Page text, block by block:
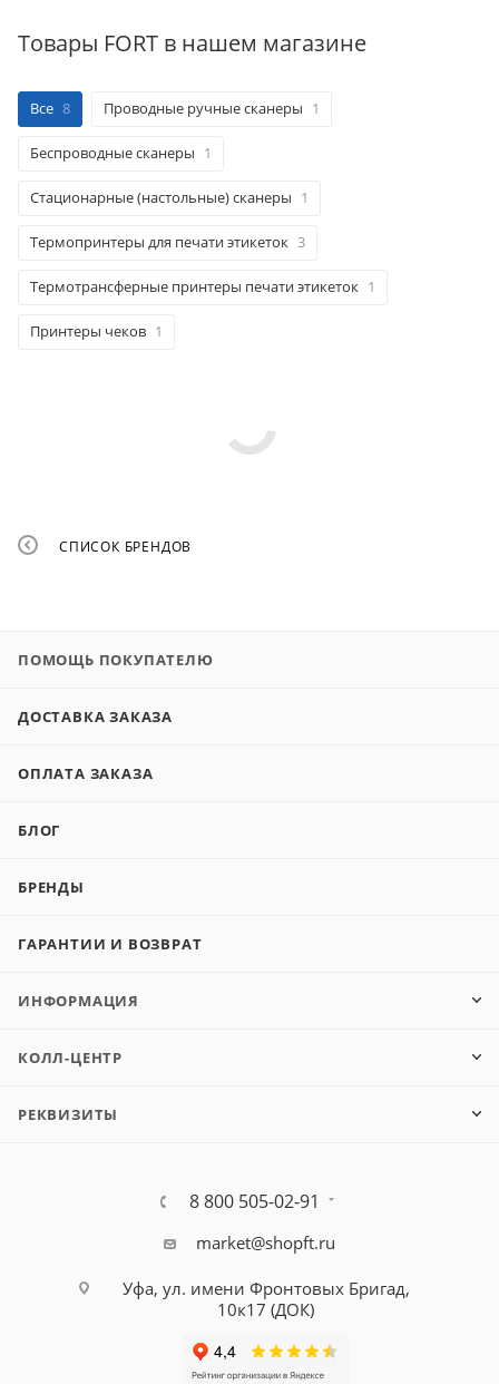
Товары FORT в нашем магазине
Все 8 Проводные ручные сканеры 1
Беспроводные сканеры 1
Стационарные (настольные) сканеры 1
Термопринтеры для печати этикеток 3
Термотрансферные принтеры печати этикеток 1
Принтеры чеков 1
СПИСОК БРЕНДОВ
ПОМОЩЬ ПОКУПАТЕЛЮ
ДОСТАВКА ЗАКАЗА
ОПЛАТА ЗАКАЗА
БЛОГ
БРЕНДЫ
ГАРАНТИИ И ВОЗВРАТ
ИНФОРМАЦИЯ
КОЛЛ-ЦЕНТР
РЕКВИЗИТЫ
8 800 505-02-91
market@shopft.ru
Уфа, ул. имени Фронтовых Бригад,
10к17 (ДОК)